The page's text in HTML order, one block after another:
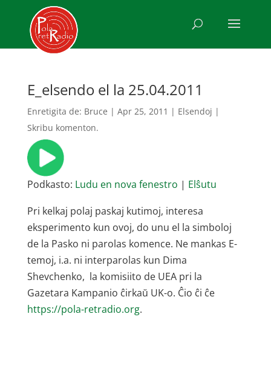
E_elsendo el la 25.04.2011
Enretigita de: Bruce | Apr 25, 2011 | Elsendoj |
Skribu komenton.
Podkasto: Ludu en nova fenestro | Elŝutu
Pri kelkaj polaj paskaj kutimoj, interesa
eksperimento kun ovoj, do unu el la simboloj
de la Pasko ni parolas komence. Ne mankas E-
temoj, i.a. ni interparolas kun Dima
Shevchenko, la komisiito de UEA pri la
Gazetara Kampanio ĉirkaŭ UK-o. Ĉio ĉi ĉe
https://pola-retradio.org.